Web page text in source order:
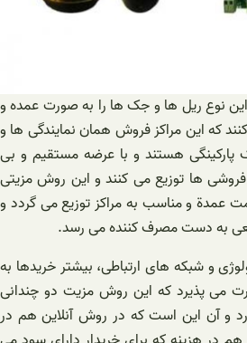
فروش جک v2مدل calpso این نوع ریل ها و جک ها را به صورت عمده و
که این مراکز فروش همان نمایندگی ها و
پارکینگی هستند و با عرضه مستقیم و بی
ها توزیع می کنند و این روش مزیتی
عمدة و مناسب به مراکز توزیع می گردد و
به دست مصرف کننده می رسد.
و شبکه های ارتباطی، بیشتر خریدها به
می پذیرد که این روش مزیت دو چندانی
و آن این است که در روش آنلاین هم در